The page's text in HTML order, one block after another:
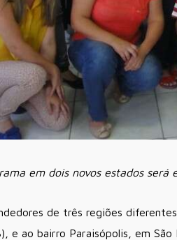
em dois novos estados será
de três regiões
e ao bairro Paraisópolis, em